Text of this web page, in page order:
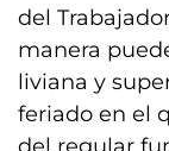
del
manera
liviana y
feriado en el